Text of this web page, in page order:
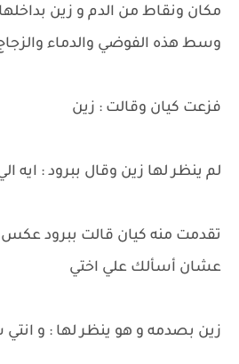
مكان ونقاط من الدم و زين
وسط هذه الفوضي والدماء
فزعت كيان وقالت : زين
لم ينظر لها زين وقال ببرود : ايه
تقدمت منه كيان قالت ببرود عكس
عشان أسألك علي اختي
زين بصدمه و هو ينظر لها : و انتي